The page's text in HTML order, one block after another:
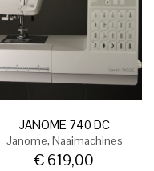
JANOME 740 DC
Janome, Naaimachines
€ 619,00